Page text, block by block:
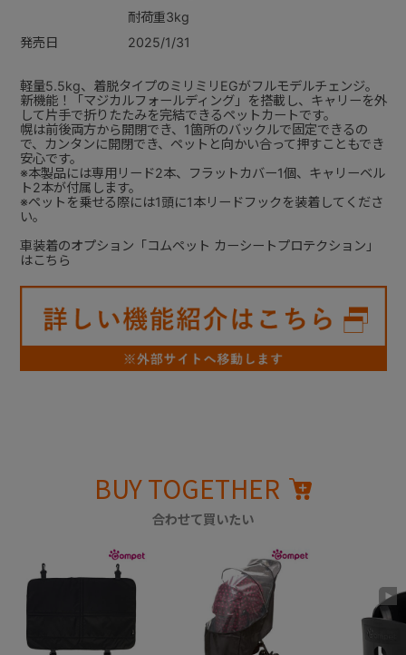
耐荷重3kg
発売日
2025/1/31
軽量5.5kg、着脱タイプのミリミリEGがフルモデルチェンジ。
新機能！「マジカルフォールディング」を搭載し、キャリーを外
して片手で折りたたみを完結できるペットカートです。
幌は前後両方から開閉でき、1箇所のバックルで固定できるの
で、カンタンに開閉でき、ペットと向かい合って押すこともでき
安心です。
※本製品には専用リード2本、フラットカバー1個、キャリーベル
ト2本が付属します。
※ペットを乗せる際には1頭に1本リードフックを装着してくださ
い。
車装着のオプション 「コムペット カーシートプロテクション」
はこちら
BUY TOGETHER
合わせて買いたい